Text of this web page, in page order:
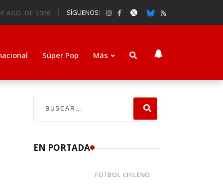
AGO. DE 2026 SÍGUENOS:
Súper Pop Más
EN PORTADA
FÚTBOL CHILENO